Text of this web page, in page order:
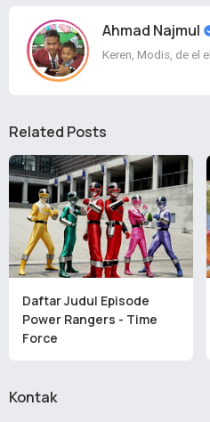
Ahmad Najmul
Keren, Modis, de el el
Related Posts
Daftar Judul Episode
Power Rangers - Time
Force
Kontak